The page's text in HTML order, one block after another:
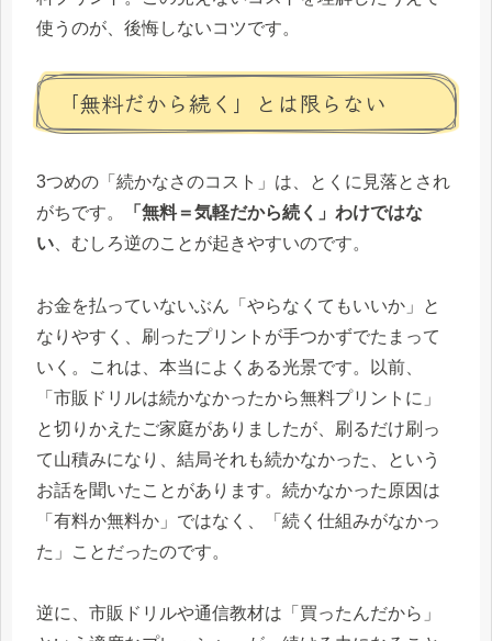
使うのが、後悔しないコツです。
「無料だから続く」とは限らない
3つめの「続かなさのコスト」は、とくに見落とされ
がちです。
「無料＝気軽だから続く」わけではな
い 、むしろ逆のことが起きやすいのです。
お金を払っていないぶん「やらなくてもいいか」と
なりやすく、刷ったプリントが手つかずでたまって
いく。これは、本当によくある光景です。以前、
「市販ドリルは続かなかったから無料プリントに」
と切りかえたご家庭がありましたが、刷るだけ刷っ
て山積みになり、結局それも続かなかった、という
お話を聞いたことがあります。続かなかった原因は
「有料か無料か」ではなく、「続く仕組みがなかっ
た」ことだったのです。
逆に、市販ドリルや通信教材は「買ったんだから」